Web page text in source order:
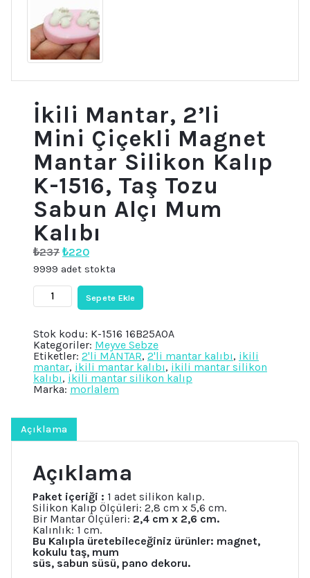
İkili Mantar, 2’li
Mini Çiçekli Magnet
Mantar Silikon Kalıp
K-1516, Taş Tozu
Sabun Alçı Mum
Kalıbı
₺237 Orijinal
₺237.
₺220Şu
fiyat:
₺220.
9999 adet stokta
İkili
Mantar,
Çiçekli
Magnet
Mantar
Silikon
Kalıp
K-
Tozu
Sabun
Alçı
Kalıbı
adet
Sepete Ekle
Stok kodu: K-1516 16B25AOA
Kategoriler: Meyve Sebze
Etiketler: 2'li MANTAR, 2'li mantar kalıbı, ikili
mantar, ikili mantar kalıbı, ikili mantar silikon
kalıbı, ikili mantar silikon kalıp
Marka: morlalem
Açıklama
Açıklama
Paket içeriği : 1 adet silikon kalıp.
Silikon Kalıp Ölçüleri: 2,8 cm x 5,6 cm.
Bir Mantar Ölçüleri: 2,4 cm x 2,6 cm.
Kalınlık: 1 cm.
Bu Kalıpla üretebileceğiniz ürünler: magnet,
kokulu taş, mum
süs, sabun süsü, pano dekoru.